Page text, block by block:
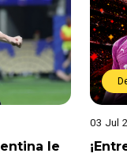
le
03 Jul